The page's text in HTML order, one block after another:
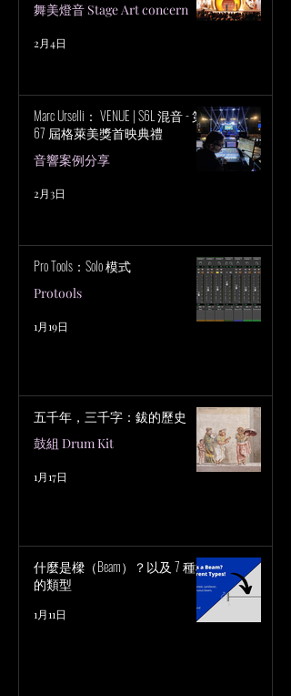
舞美燈音 Stage Art concern
2月4日
Marc Urselli： VENUE | S6L 混音 - 第
67 屆格萊美獎首映典禮
音響案例分享
2月3日
Pro Tools：Solo 模式
Protools
1月19日
五千年，三千字：鈸的歷史
鼓組 Drum Kit
1月17日
什麼是樑（Beam）？以及 7 種樑
的類型
1月11日